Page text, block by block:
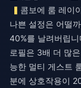
콤보에 룸 레이
나쁜 설정은 어떨
40%를 날려버립
로필은 3배 더 많
능한 멀티 게스트
분에 상호작용이